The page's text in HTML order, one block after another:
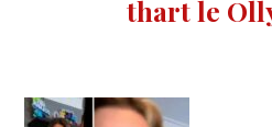
thart le